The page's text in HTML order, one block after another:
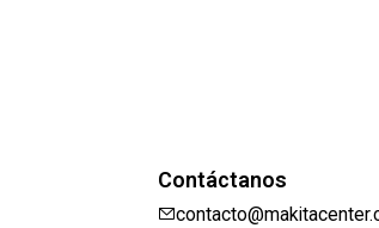
Contáctanos